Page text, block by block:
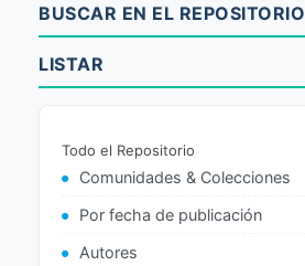
BUSCAR EN EL REPOSITORIO
LISTAR
Todo el Repositorio
Comunidades & Colecciones
Por fecha de publicación
Autores